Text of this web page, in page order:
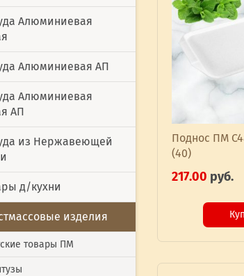
Алюминиевая
Алюминиевая АП
Алюминиевая
АП
из Нержавеющей
д/кухни
изделия
товары ПМ
Поднос ПМ
(40)
217.00 руб.